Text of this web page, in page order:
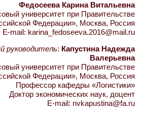
Федосеева Карина Витальевна
университет при Правительстве
Федерации», Москва, Россия
E-mail: karina_fedoseeva.2016@mail.ru
руководитель: Капустина Надежда
Валерьевна
университет при Правительстве
Федерации», Москва, Россия
Профессор кафедры «Логистики»
Доктор экономических наук, доцент
E-mail: nvkapustina@fa.ru